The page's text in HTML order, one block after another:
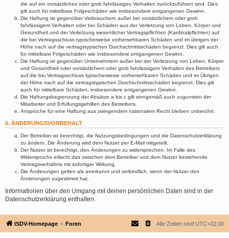
die auf ein vorsätzliches oder grob fahrlässiges Verhalten zurückzuführen sind. Dies
gilt auch für mittelbare Folgeschäden wie insbesondere entgangenen Gewinn.
Die Haftung ist gegenüber Verbrauchern außer bei vorsätzlichem oder grob
fahrlässigem Verhalten oder bei Schäden aus der Verletzung von Leben, Körper und
Gesundheit und der Verletzung wesentlicher Vertragspflichten (Kardinalpflichten) auf
die bei Vertragsschluss typischerweise vorhersehbaren Schäden und im übrigen der
Höhe nach auf die vertragstypischen Durchschnittsschäden begrenzt. Dies gilt auch
für mittelbare Folgeschäden wie insbesondere entgangenen Gewinn.
Die Haftung ist gegenüber Unternehmern außer bei der Verletzung von Leben, Körper
und Gesundheit oder vorsätzlichem oder grob fahrlässigem Verhalten des Betreibers
auf die bei Vertragsschluss typischerweise vorhersehbaren Schäden und im Übrigen
der Höhe nach auf die vertragstypischen Durchschnittsschäden begrenzt. Dies gilt
auch für mittelbare Schäden, insbesondere entgangenen Gewinn.
Die Haftungsbegrenzung der Absätze a bis c gilt sinngemäß auch zugunsten der
Mitarbeiter und Erfüllungsgehilfen des Betreibers.
Ansprüche für eine Haftung aus zwingendem nationalem Recht bleiben unberührt.
6. ÄNDERUNGSVORBEHALT
Der Betreiber ist berechtigt, die Nutzungsbedingungen und die Datenschutzerklärung
zu ändern. Die Änderung wird dem Nutzer per E-Mail mitgeteilt.
Der Nutzer ist berechtigt, den Änderungen zu widersprechen. Im Falle des
Widerspruchs erlischt das zwischen dem Betreiber und dem Nutzer bestehende
Vertragsverhältnis mit sofortiger Wirkung.
Die Änderungen gelten als anerkannt und verbindlich, wenn der Nutzer den
Änderungen zugestimmt hat.
Informationen über den Umgang mit deinen persönlichen Daten sind in der
Datenschutzerklärung enthalten.
ISDV-Homepage Foren Alle Zeiten sind UTC+02:00